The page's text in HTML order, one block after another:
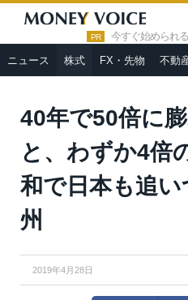
PR 今すぐ始められ
ニュース 株式 FX・先物 不動
HOME » 株式 »
40年で50倍
日経平均。令和で日本も追いつく
40年で50倍に
と、わずか4倍
和で日本も追い
州
2019年4月28日